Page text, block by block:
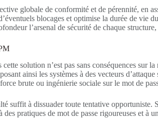
globale de conformité et de pérennité, en
blocages et optimise la durée de vie
l’arsenal de sécurité de chaque
solution n’est pas sans conséquences
ainsi les systèmes à des vecteurs
brute ou ingénierie sociale sur le mot de
à dissuader toute tentative opportuniste.
pratiques de mot de passe rigoureuses et à